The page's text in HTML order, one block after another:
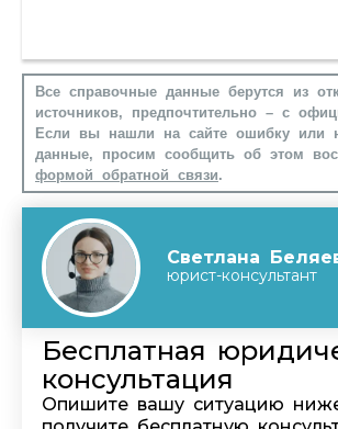
Все справочные данные берутся из
источников, предпочтительно – с
Если вы нашли на сайте ошибку или
данные, просим сообщить об этом
формой обратной связи.